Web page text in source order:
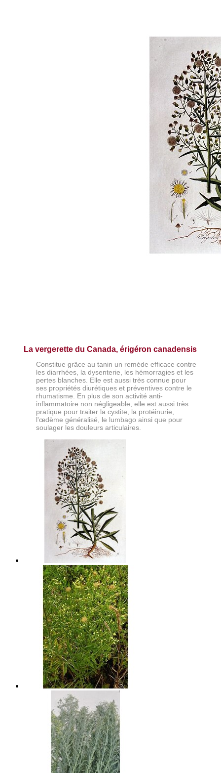
La vergerette du Canada, érigéron canadensis
Constitue grâce au tanin un remède efficace contre
les diarrhées, la dysenterie, les hémorragies et les
pertes blanches. Elle est aussi très connue pour
ses propriétés diurétiques et préventives contre le
rhumatisme. En plus de son activité anti-
inflammatoire non négligeable, elle est aussi très
pratique pour traiter la cystite, la protéinurie,
l'œdème généralisé, le lumbago ainsi que pour
soulager les douleurs articulaires.